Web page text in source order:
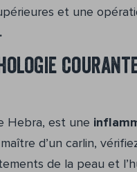
et une
Hebra, est une
d’un carlin,
de la peau et